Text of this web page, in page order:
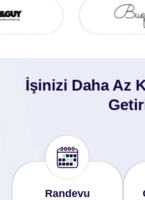
İşinizi Daha Az
Randevu